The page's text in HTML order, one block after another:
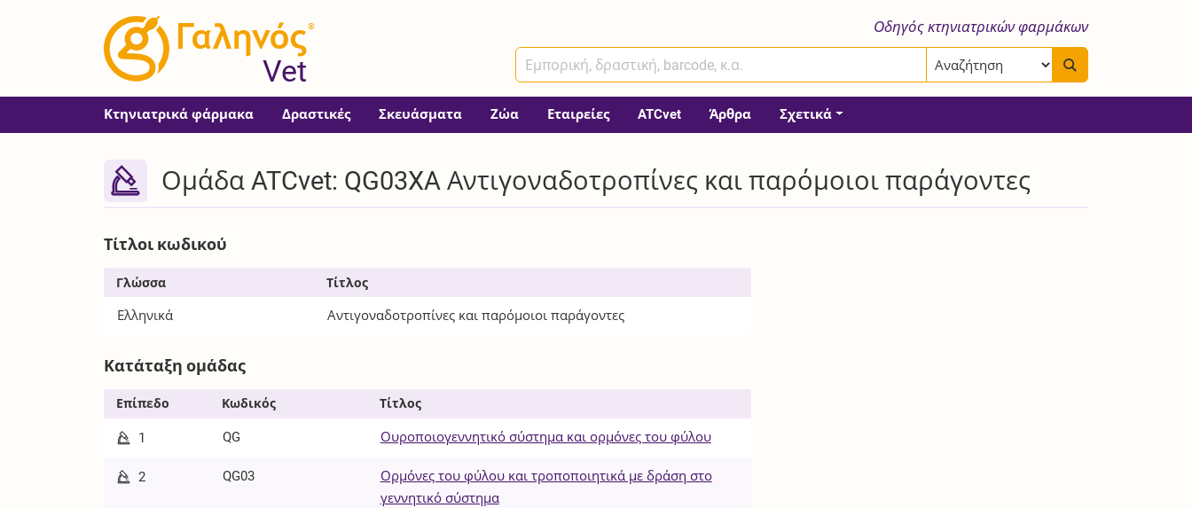
®
Vet
Οδηγός κτηνιατρικών φαρμάκων
Κτηνιατρικά φάρμακα Δραστικές Σκευάσματα Ζώα Εταιρείες ATCvet Άρθρα Σχετικά
Ομάδα ATCvet: QG03XA Αντιγοναδοτροπίνες και παρόμοιοι παράγοντες
Τίτλοι κωδικού
Γλώσσα Τίτλος
Ελληνικά Αντιγοναδοτροπίνες και παρόμοιοι παράγοντες
Κατάταξη ομάδας
Επίπεδο Κωδικός Τίτλος
1 QG Ουροποιογεννητικό σύστημα και ορμόνες του φύλου
2 QG03
Ορμόνες του φύλου και τροποποιητικά με δράση στο
γεννητικό σύστημα